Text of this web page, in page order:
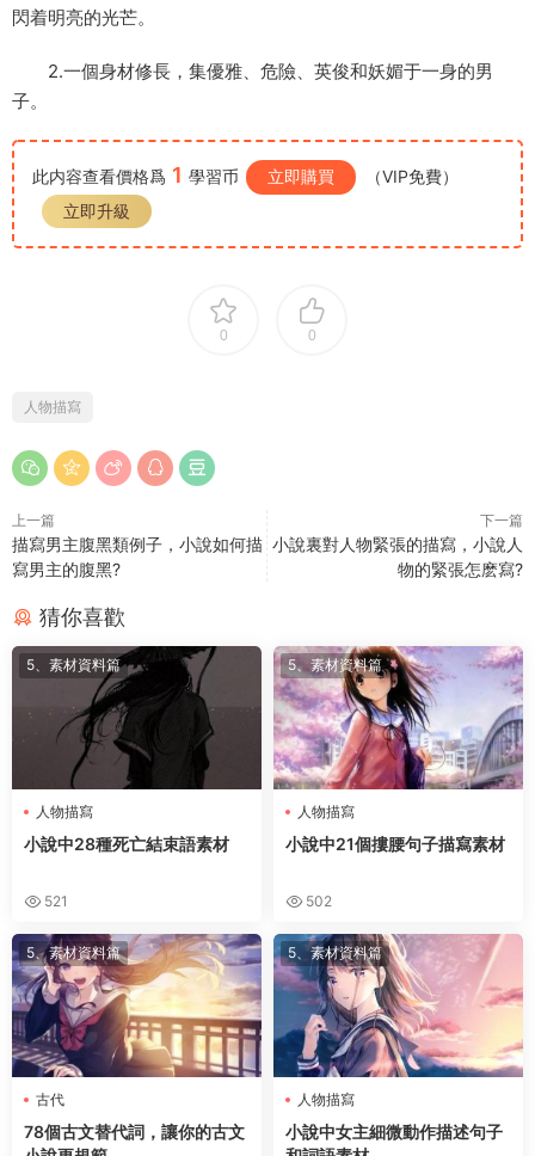
閃着明亮的光芒。
2.一個身材修長，集優雅、危險、英俊和妖媚于一身的男
子。
此内容查看價格爲 1 學習币 立即購買
（VIP免費）
立即升級
0 0
人物描寫
上一篇
描寫男主腹黑類例子，小說如何描
寫男主的腹黑?
下一篇
小說裏對人物緊張的描寫，小說人
物的緊張怎麽寫?
猜你喜歡
5、素材資料篇
人物描寫
小說中28種死亡結束語素材
521
5、素材資料篇
人物描寫
小說中21個摟腰句子描寫素材
502
5、素材資料篇
古代
78個古文替代詞，讓你的古文
5、素材資料篇
人物描寫
小說中女主細微動作描述句子